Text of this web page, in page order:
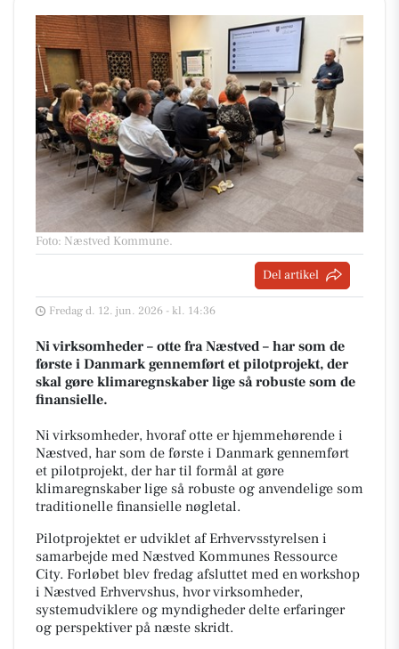
Foto: Næstved Kommune.
Del artikel
Fredag d. 12. jun. 2026 - kl. 14:36
Ni virksomheder – otte fra Næstved – har som de
første i Danmark gennemført et pilotprojekt, der
skal gøre klimaregnskaber lige så robuste som de
finansielle.
Ni virksomheder, hvoraf otte er hjemmehørende i
Næstved, har som de første i Danmark gennemført
et pilotprojekt, der har til formål at gøre
klimaregnskaber lige så robuste og anvendelige som
traditionelle finansielle nøgletal.
Pilotprojektet er udviklet af Erhvervsstyrelsen i
samarbejde med Næstved Kommunes Ressource
City. Forløbet blev fredag afsluttet med en workshop
i Næstved Erhvervshus, hvor virksomheder,
systemudviklere og myndigheder delte erfaringer
og perspektiver på næste skridt.